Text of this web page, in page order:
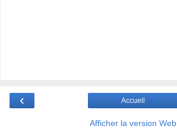
‹ Accueil
Afficher la version Web